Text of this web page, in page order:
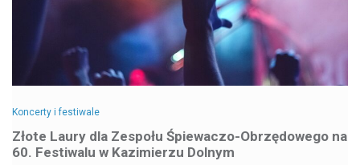
Koncerty i festiwale
Złote Laury dla Zespołu Śpiewaczo-Obrzędowego na
60. Festiwalu w Kazimierzu Dolnym